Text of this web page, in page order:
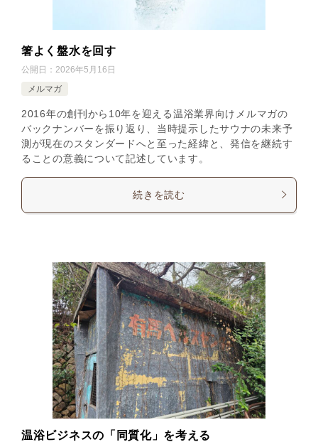
箸よく盤水を回す
公開日： 2026年5月16日
メルマガ
2016年の創刊から10年を迎える温浴業界向けメルマガの
バックナンバーを振り返り、当時提示したサウナの未来予
測が現在のスタンダードへと至った経緯と、発信を継続す
ることの意義について記述しています。
続きを読む
温浴ビジネスの「同質化」を考える